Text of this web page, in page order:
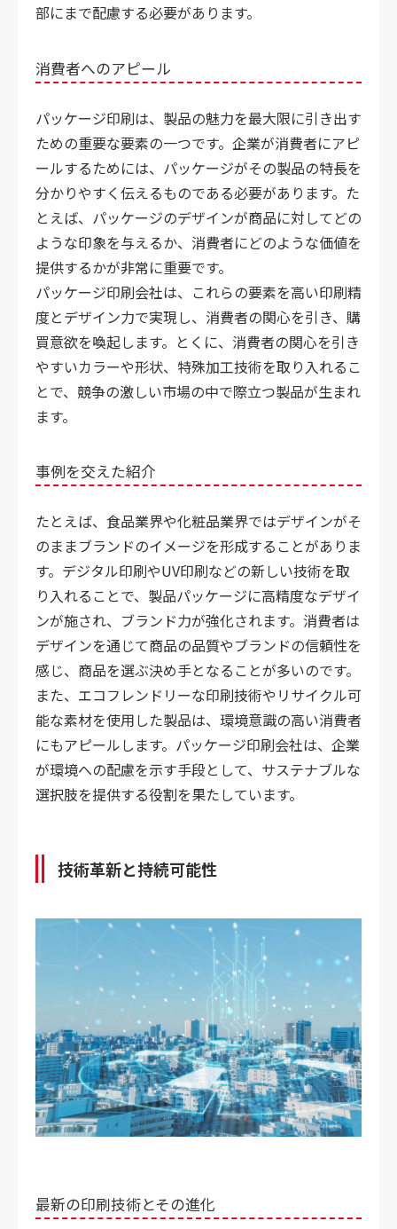
部にまで配慮する必要があります。
消費者へのアピール
パッケージ印刷は、製品の魅力を最大限に引き出す
ための重要な要素の一つです。企業が消費者にアピ
ールするためには、パッケージがその製品の特長を
分かりやすく伝えるものである必要があります。た
とえば、パッケージのデザインが商品に対してどの
ような印象を与えるか、消費者にどのような価値を
提供するかが非常に重要です。
パッケージ印刷会社は、これらの要素を高い印刷精
度とデザイン力で実現し、消費者の関心を引き、購
買意欲を喚起します。とくに、消費者の関心を引き
やすいカラーや形状、特殊加工技術を取り入れるこ
とで、競争の激しい市場の中で際立つ製品が生まれ
ます。
事例を交えた紹介
たとえば、食品業界や化粧品業界ではデザインがそ
のままブランドのイメージを形成することがありま
す。デジタル印刷やUV印刷などの新しい技術を取
り入れることで、製品パッケージに高精度なデザイ
ンが施され、ブランド力が強化されます。消費者は
デザインを通じて商品の品質やブランドの信頼性を
感じ、商品を選ぶ決め手となることが多いのです。
また、エコフレンドリーな印刷技術やリサイクル可
能な素材を使用した製品は、環境意識の高い消費者
にもアピールします。パッケージ印刷会社は、企業
が環境への配慮を示す手段として、サステナブルな
選択肢を提供する役割を果たしています。
技術革新と持続可能性
最新の印刷技術とその進化